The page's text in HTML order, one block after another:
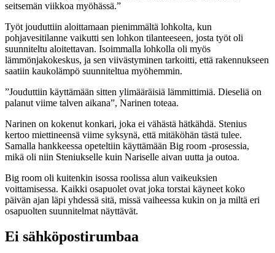
seitsemän viikkoa myöhässä.”
Työt jouduttiin aloittamaan pienimmältä lohkolta, kun
pohjavesitilanne vaikutti sen lohkon tilanteeseen, josta työt oli
suunniteltu aloitettavan. Isoimmalla lohkolla oli myös
lämmönjakokeskus, ja sen viivästyminen tarkoitti, että rakennukseen
saatiin kaukolämpö suunniteltua myöhemmin.
”Jouduttiin käyttämään sitten ylimääräisiä lämmittimiä. Dieseliä on
palanut viime talven aikana”, Narinen toteaa.
Narinen on kokenut konkari, joka ei vähästä hätkähdä. Stenius
kertoo miettineensä viime syksynä, että mitäköhän tästä tulee.
Samalla hankkeessa opeteltiin käyttämään Big room -prosessia,
mikä oli niin Steniukselle kuin Nariselle aivan uutta ja outoa.
Big room oli kuitenkin isossa roolissa alun vaikeuksien
voittamisessa. Kaikki osapuolet ovat joka torstai käyneet koko
päivän ajan läpi yhdessä sitä, missä vaiheessa kukin on ja miltä eri
osapuolten suunnitelmat näyttävät.
Ei sähköpostirumbaa